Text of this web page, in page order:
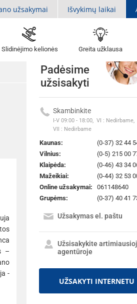
užsakymai Išvykimų laikai
Slidinėjimo kelionės Greita užklausa
–
-
Padėsime
užsisakyti
Skambinkite
I-V 09:00 - 18:00, VI : Nedirbame,
VII : Nedirbame
Kaunas:
(0-37) 32 44
Vilnius:
(0-5) 215 00
Klaipėda:
(0-46) 43 34
Mažeikiai:
(0-44) 32 53
Online užsakymai:
061148640
Grupėms:
(0-37) 40 41
Užsakymas el. paštu
Užsisakykite
agentūroje
UŽSAKYTI INTERNETU